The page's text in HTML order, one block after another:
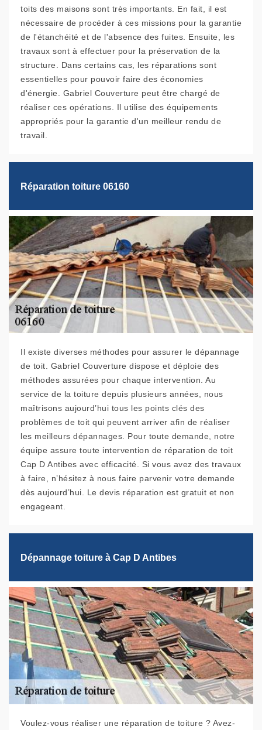
toits des maisons sont très importants. En fait, il est
nécessaire de procéder à ces missions pour la garantie
de l'étanchéité et de l'absence des fuites. Ensuite, les
travaux sont à effectuer pour la préservation de la
structure. Dans certains cas, les réparations sont
essentielles pour pouvoir faire des économies
d'énergie. Gabriel Couverture peut être chargé de
réaliser ces opérations. Il utilise des équipements
appropriés pour la garantie d'un meilleur rendu de
travail.
Réparation toiture 06160
Il existe diverses méthodes pour assurer le dépannage
de toit. Gabriel Couverture dispose et déploie des
méthodes assurées pour chaque intervention. Au
service de la toiture depuis plusieurs années, nous
maîtrisons aujourd’hui tous les points clés des
problèmes de toit qui peuvent arriver afin de réaliser
les meilleurs dépannages. Pour toute demande, notre
équipe assure toute intervention de réparation de toit
Cap D Antibes avec efficacité. Si vous avez des travaux
à faire, n’hésitez à nous faire parvenir votre demande
dès aujourd’hui. Le devis réparation est gratuit et non
engageant.
Dépannage toiture à Cap D Antibes
Voulez-vous réaliser une réparation de toiture ? Avez-